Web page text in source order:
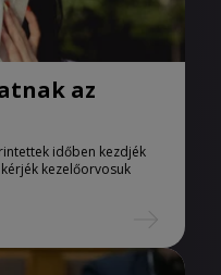
az
időben kezdjék
kezelőorvosuk